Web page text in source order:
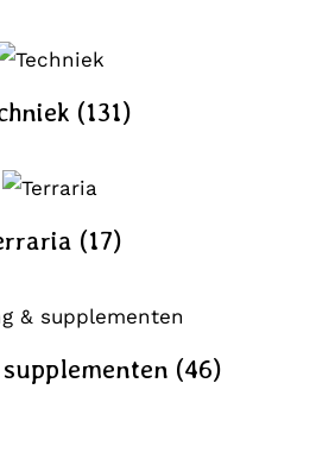
(131)
(17)
(46)